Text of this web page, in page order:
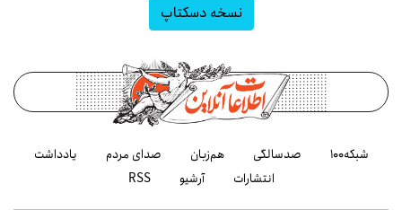
نسخه دسکتاپ
شبکه۱۰۰ صدسالگی هم‌زبان صدای مردم
یادداشت
انتشارات
آرشیو RSS